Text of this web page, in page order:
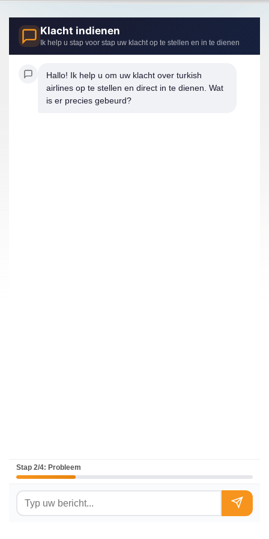
Klacht indienen
Ik help u stap voor stap uw klacht op te stellen en in te dienen
Hallo! Ik help u om uw klacht over turkish
airlines op te stellen en direct in te dienen. Wat
is er precies gebeurd?
Stap 2/4: Probleem